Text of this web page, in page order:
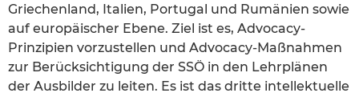
Griechenland, Italien, Portugal und Rumänien sowie
auf europäischer Ebene. Ziel ist es, Advocacy-
Prinzipien vorzustellen und Advocacy-Maßnahmen
zur Berücksichtigung der SSÖ in den Lehrplänen
der Ausbilder zu leiten. Es ist das dritte intellektuelle